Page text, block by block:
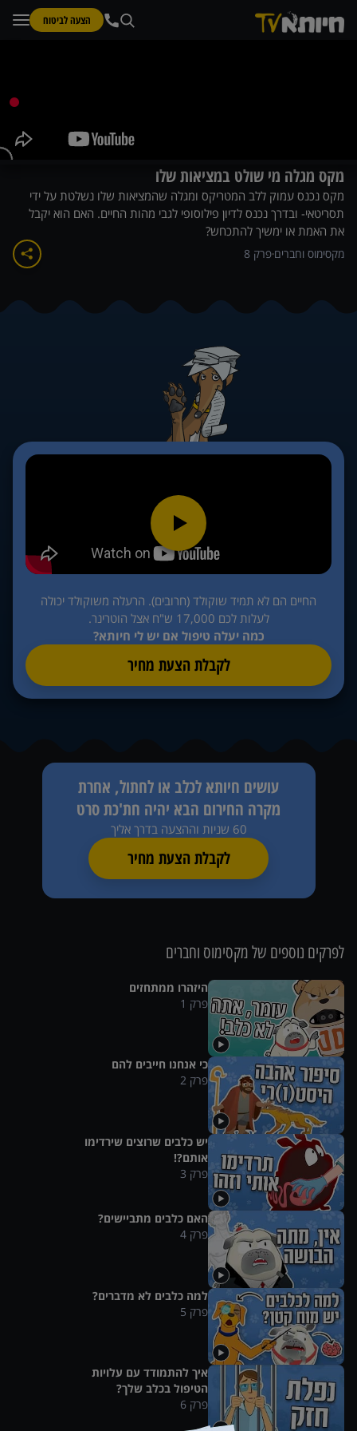
הצעה לביטוח
מקס מגלה מי שולט במציאות שלו
מקס נכנס עמוק ללב המטריקס ומגלה שהמציאות שלו נשלטת על ידי
תסריטאי- ובדרך נכנס לדיון פילוסופי לגבי מהות החיים. האם הוא יקבל
את האמת או ימשיך להתכחש?
פרק 8 מקסימוס וחברים
החיים הם לא תמיד שוקולד (חרובים). הרעלה משוקולד יכולה
לעלות לכם 17,000 ש"ח אצל הוטרינר.
כמה יעלה טיפול אם יש לי חיותא?
לקבלת הצעת מחיר
עושים חיותא לכלב או לחתול, אחרת
מקרה החירום הבא יהיה חת'כת סרט
60 שניות וההצעה בדרך אליך
לקבלת הצעת מחיר
לפרקים נוספים של מקסימוס וחברים
היזהרו ממתחזים
פרק 1
כי אנחנו חייבים להם
פרק2
יש כלבים שרוצים שירדימו
אותם?!
פרק 3
האם כלבים מתביישים?
פרק4
למה כלבים לא מדברים?
פרק 5
איך להתמודד עם עלויות
הטיפול בכלב שלך?
פרק6